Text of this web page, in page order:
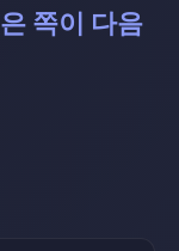
쪽이 다음